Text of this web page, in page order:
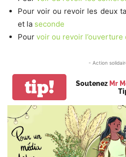
Pour voir ou revoir les deux
et la seconde
Pour voir ou revoir l’ouverture
- Action
tip! Soutenez Mr